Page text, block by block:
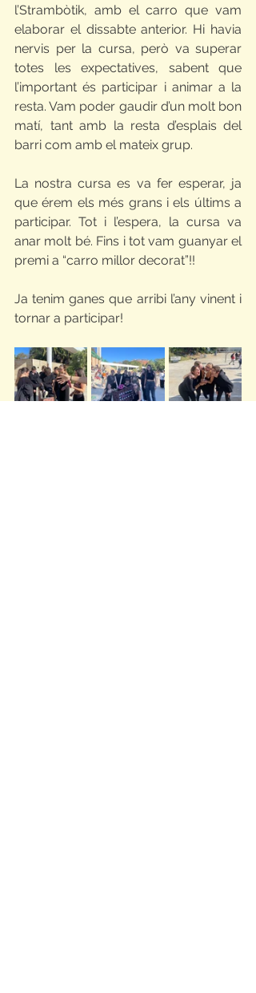
l’Strambòtik, amb el carro que vam
elaborar el dissabte anterior. Hi havia
nervis per la cursa, però va superar
totes les expectatives, sabent que
l’important és participar i animar a la
resta. Vam poder gaudir d’un molt bon
matí, tant amb la resta d’esplais del
barri com amb el mateix grup.
La nostra cursa es va fer esperar, ja
que érem els més grans i els últims a
participar. Tot i l’espera, la cursa va
anar molt bé. Fins i tot vam guanyar el
premi a “carro millor decorat”!!
Ja tenim ganes que arribi l’any vinent i
tornar a participar!